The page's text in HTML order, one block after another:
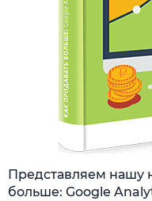
Представляем нашу
больше: Google